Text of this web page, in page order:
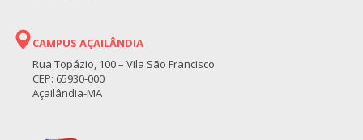
CAMPUS AÇAILÂNDIA
Rua Topázio, 100 – Vila São Francisco
CEP: 65930-000
Açailândia-MA